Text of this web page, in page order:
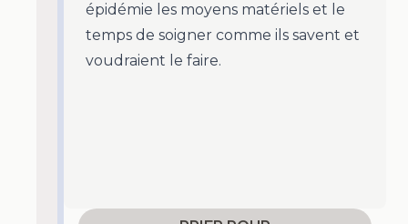
épidémie les moyens matériels et le
temps de soigner comme ils savent et
voudraient le faire.